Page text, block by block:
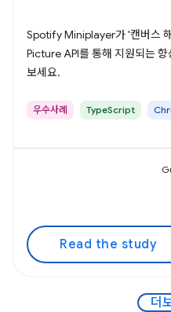
Spotify Miniplayer가 '캔버스
Picture API를 통해 지원되는
보세요.
우수사례 TypeScript
Read the study
더